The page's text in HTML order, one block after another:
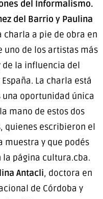
del Informalismo.
del Barrio y Paulina
a pie de obra en
uno de los artistas más
de la influencia del
La charla está
oportunidad única
mano de estos dos
quienes escribieron el
muestra y que podés
página cultura.cba.
Antacli, doctora en
de Córdoba y